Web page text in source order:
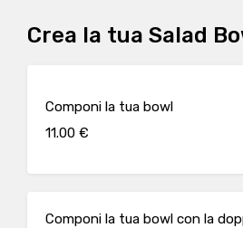
Crea la tua Salad
Componi la tua bowl
11.00 €
Componi la tua bowl con la